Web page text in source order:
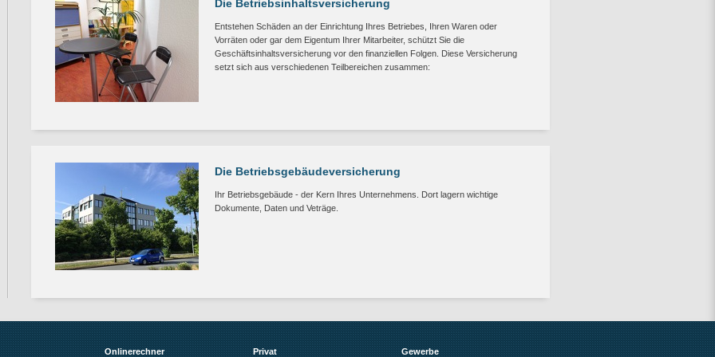
Die Betriebsinhaltsversicherung
Entstehen Schäden an der Einrichtung Ihres Betriebes, Ihren Waren oder
Vorräten oder gar dem Eigentum Ihrer Mitarbeiter, schützt Sie die
Geschäftsinhaltsversicherung vor den finanziellen Folgen. Diese Versicherung
setzt sich aus verschiedenen Teilbereichen zusammen:
Die Betriebsgebäudeversicherung
Ihr Betriebsgebäude - der Kern Ihres Unternehmens. Dort lagern wichtige
Dokumente, Daten und Veträge.
Onlinerechner Privat Gewerbe